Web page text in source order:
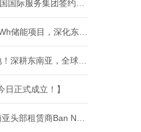
日正式成立！】